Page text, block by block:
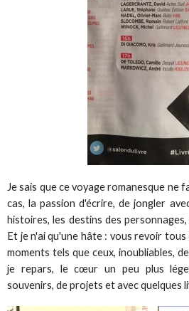
Je sais que ce voyage romanesque ne
cas, la passion d'écrire, de jongler
histoires, les destins des
Et je n'ai qu'une hâte : vous revoir
moments tels que ceux, inoubliables,
je repars, le cœur un peu plus
souvenirs, de projets et avec quelques